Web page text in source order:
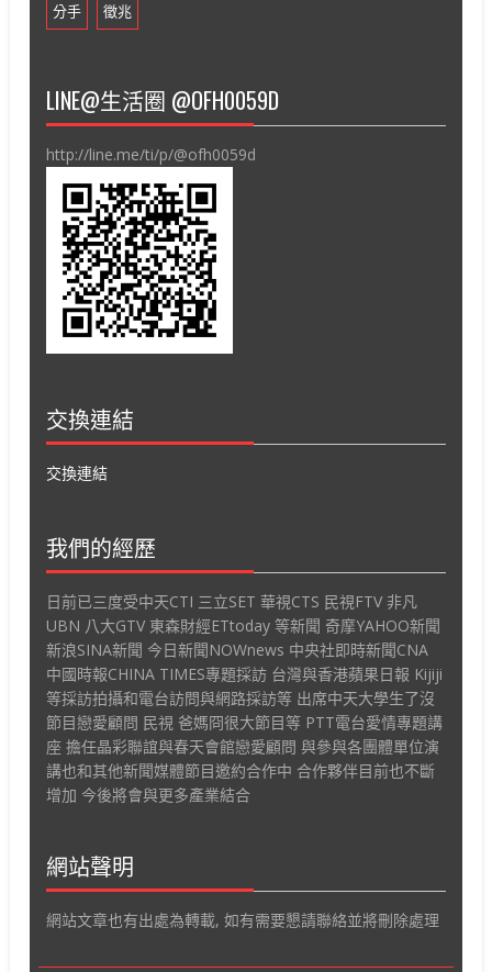
分手 徵兆
LINE@生活圈 @OFH0059D
http://line.me/ti/p/@ofh0059d
交換連結
交換連結
我們的經歷
日前已三度受中天CTI 三立SET 華視CTS 民視FTV 非凡
UBN 八大GTV 東森財經ETtoday 等新聞 奇摩YAHOO新聞
新浪SINA新聞 今日新聞NOWnews 中央社即時新聞CNA
中國時報CHINA TIMES專題採訪 台灣與香港蘋果日報 Kijiji
等採訪拍攝和電台訪問與網路採訪等 出席中天大學生了沒
節目戀愛顧問 民視 爸媽冏很大節目等 PTT電台愛情專題講
座 擔任晶彩聯誼與春天會館戀愛顧問 與參與各團體單位演
講也和其他新聞媒體節目邀約合作中 合作夥伴目前也不斷
增加 今後將會與更多產業結合
網站聲明
網站文章也有出處為轉載, 如有需要懇請聯絡並將刪除處理